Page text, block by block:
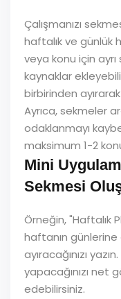
Çalışmanızı
haftalık ve günlük
veya konu için
kaynaklar
birbirinden
Ayrıca, sekmeler
odaklanmayı
maksimum 1-2
Mini
Sekmesi
Örneğin, "Haftalık
haftanın
ayıracağınızı
yapacağınızı net
edebilirsiniz.